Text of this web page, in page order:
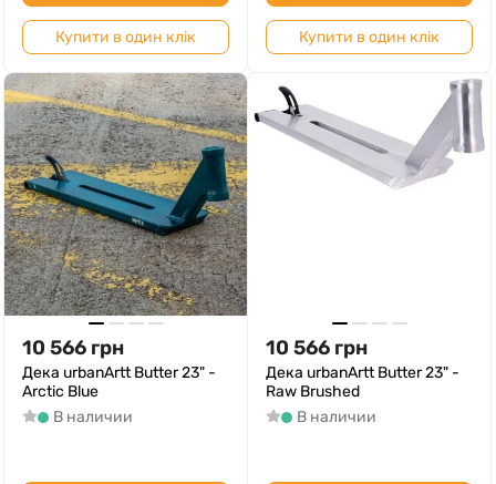
Купити в один клік Купити в один клік
10 566 грн
Дека urbanArtt Butter 23" -
Arctic Blue
В наличии
10 566 грн
Дека urbanArtt Butter 23" -
Raw Brushed
В наличии